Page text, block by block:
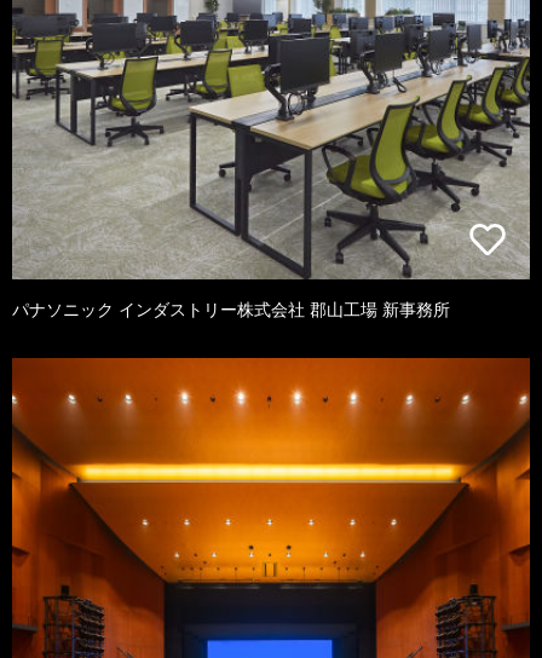
パナソニック インダストリー株式会社 郡山工場 新事務所